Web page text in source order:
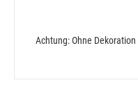
Achtung: Ohne Dekoration